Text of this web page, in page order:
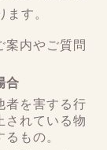
す。
案内やご質問
合
者を害する行
されている物
もの。